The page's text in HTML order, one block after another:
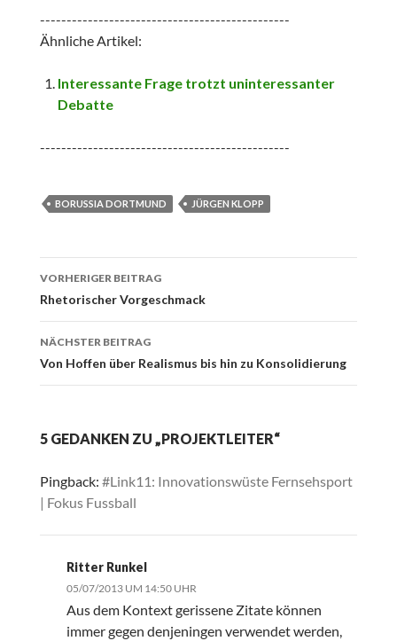
-----------------------------------------------
Ähnliche Artikel:
Interessante Frage trotzt uninteressanter
Debatte
-----------------------------------------------
BORUSSIA DORTMUND JÜRGEN KLOPP
Beitrags-
Navigation
VORHERIGER BEITRAG
Rhetorischer Vorgeschmack
NÄCHSTER BEITRAG
Von Hoffen über Realismus bis hin zu Konsolidierung
5 GEDANKEN ZU „PROJEKTLEITER“
Pingback: #Link11: Innovationswüste Fernsehsport
| Fokus Fussball
Ritter Runkel
05/07/2013 UM 14:50 UHR
Aus dem Kontext gerissene Zitate können
immer gegen denjeningen verwendet werden,